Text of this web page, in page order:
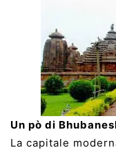
Un pò di
La capitale